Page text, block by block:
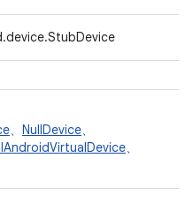
、 NullDevice、
、